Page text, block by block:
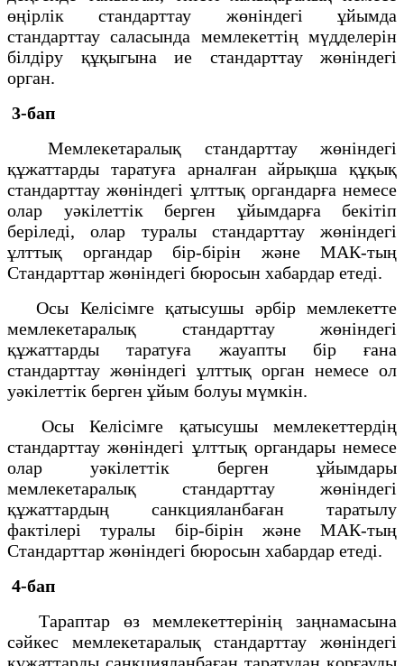
өңірлік стандарттау жөніндегі ұйымда
стандарттау саласында мемлекеттің мүдделерін
білдіру құқыгына ие стандарттау жөніндегі
орган.
3-бап
Мемлекетаралық стандарттау жөніндегі
құжаттарды таратуға арналған айрықша құқық
стандарттау жөніндегі ұлттық органдарға немесе
олар уәкілеттік берген ұйымдарға бекітіп
беріледі, олар туралы стандарттау жөніндегі
ұлттық органдар бір-бірін және МАК-тың
Стандарттар жөніндегі бюросын хабардар етеді.
Осы Келісімге қатысушы әрбір мемлекетте
мемлекетаралық стандарттау жөніндегі
құжаттарды таратуға жауапты бір ғана
стандарттау жөніндегі ұлттық орган немесе ол
уәкілеттік берген ұйым болуы мүмкін.
Осы Келісімге қатысушы мемлекеттердің
стандарттау жөніндегі ұлттық органдары немесе
олар уәкілеттік берген ұйымдары
мемлекетаралық стандарттау жөніндегі
құжаттардың санкцияланбаған таратылу
фактілері туралы бір-бірін және МАК-тың
Стандарттар жөніндегі бюросын хабардар етеді.
4-бап
Тараптар өз мемлекеттерінің заңнамасына
сәйкес мемлекетаралық стандарттау жөніндегі